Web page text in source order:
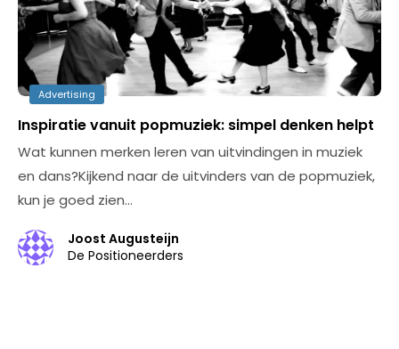
Advertising
Inspiratie vanuit popmuziek: simpel denken helpt
Wat kunnen merken leren van uitvindingen in muziek
en dans?Kijkend naar de uitvinders van de popmuziek,
kun je goed zien…
Joost Augusteijn
De Positioneerders